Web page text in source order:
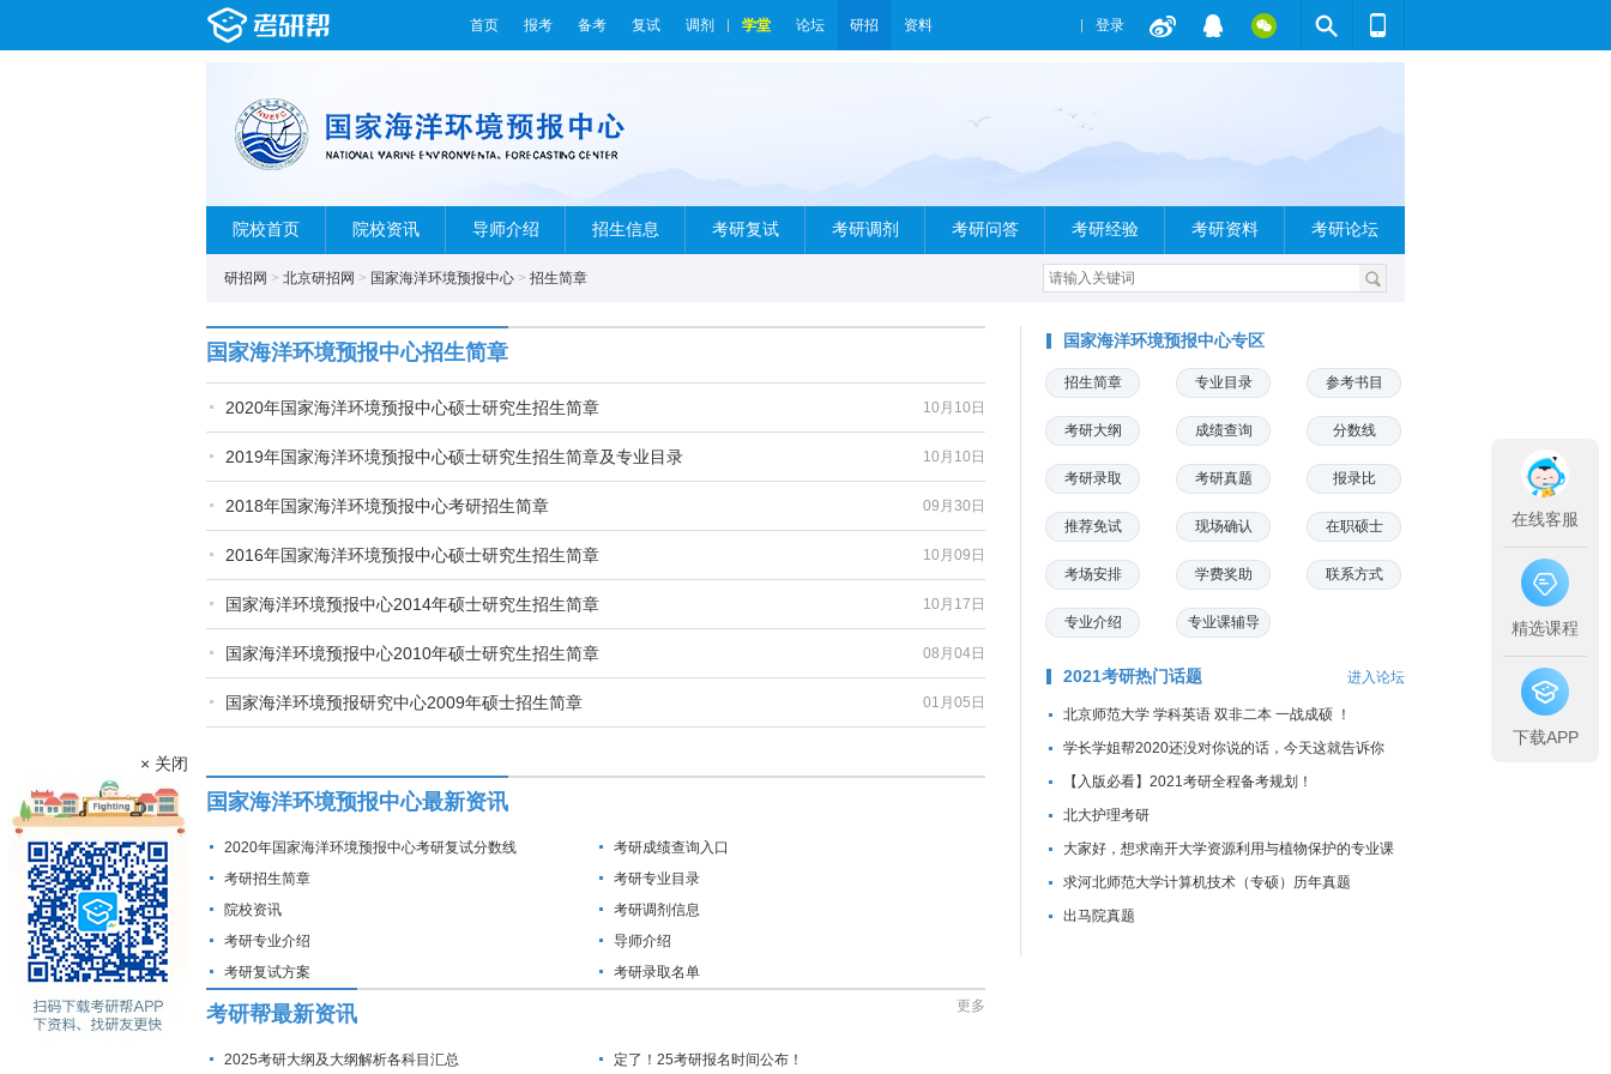
首页 报考 备考 复试 调剂 学堂 论坛 研招 资料 登录
院校首页 院校资讯 导师介绍 招生信息 考研复试 考研调剂 考研问答 考研经验 考研资料 考研论坛
研招网 > 北京研招网 > 国家海洋环境预报中心 > 招生简章
国家海洋环境预报中心招生简章
10月10日
2020年国家海洋环境预报中心硕士研究生招生简章
10月10日
2019年国家海洋环境预报中心硕士研究生招生简章及专业目录
09月30日
2018年国家海洋环境预报中心考研招生简章
10月09日
2016年国家海洋环境预报中心硕士研究生招生简章
10月17日
国家海洋环境预报中心2014年硕士研究生招生简章
08月04日
国家海洋环境预报中心2010年硕士研究生招生简章
01月05日
国家海洋环境预报研究中心2009年硕士招生简章
国家海洋环境预报中心最新资讯
2020年国家海洋环境预报中心考研复试分数线
考研成绩查询入口
考研招生简章
考研专业目录
院校资讯
考研调剂信息
考研专业介绍
导师介绍
考研复试方案
考研录取名单
考研帮最新资讯 更多
2025考研大纲及大纲解析各科目汇总 定了！25考研报名时间公布！
国家海洋环境预报中心专区
招生简章 专业目录 参考书目
考研大纲 成绩查询 分数线
考研录取 考研真题 报录比
推荐免试 现场确认 在职硕士
考场安排 学费奖助 联系方式
专业介绍 专业课辅导
2021考研热门话题 进入论坛
北京师范大学 学科英语 双非二本 一战成硕 ！
学长学姐帮2020还没对你说的话，今天这就告诉你
【入版必看】2021考研全程备考规划！
北大护理考研
大家好，想求南开大学资源利用与植物保护的专业课
资料...
求河北师范大学计算机技术（专硕）历年真题
出马院真题
× 关闭
在线客服
精选课程
下载APP